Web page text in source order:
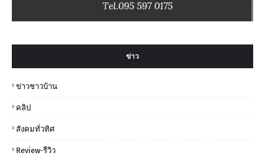
ข่าว
ข่าวชาวบ้าน
คลิป
สังคมทั่วทิศ
Review-รีวิว